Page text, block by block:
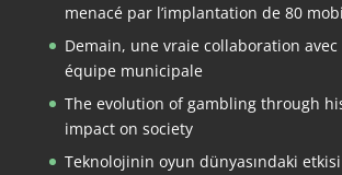
menacé par l’implantation de 80
Demain, une vraie collaboration
équipe municipale
The evolution of gambling through
impact on society
Teknolojinin oyun dünyasındaki